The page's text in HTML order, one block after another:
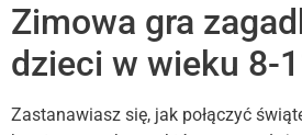
Zimowa gra
dzieci w wieku 8-
Zastanawiasz się, jak połączyć